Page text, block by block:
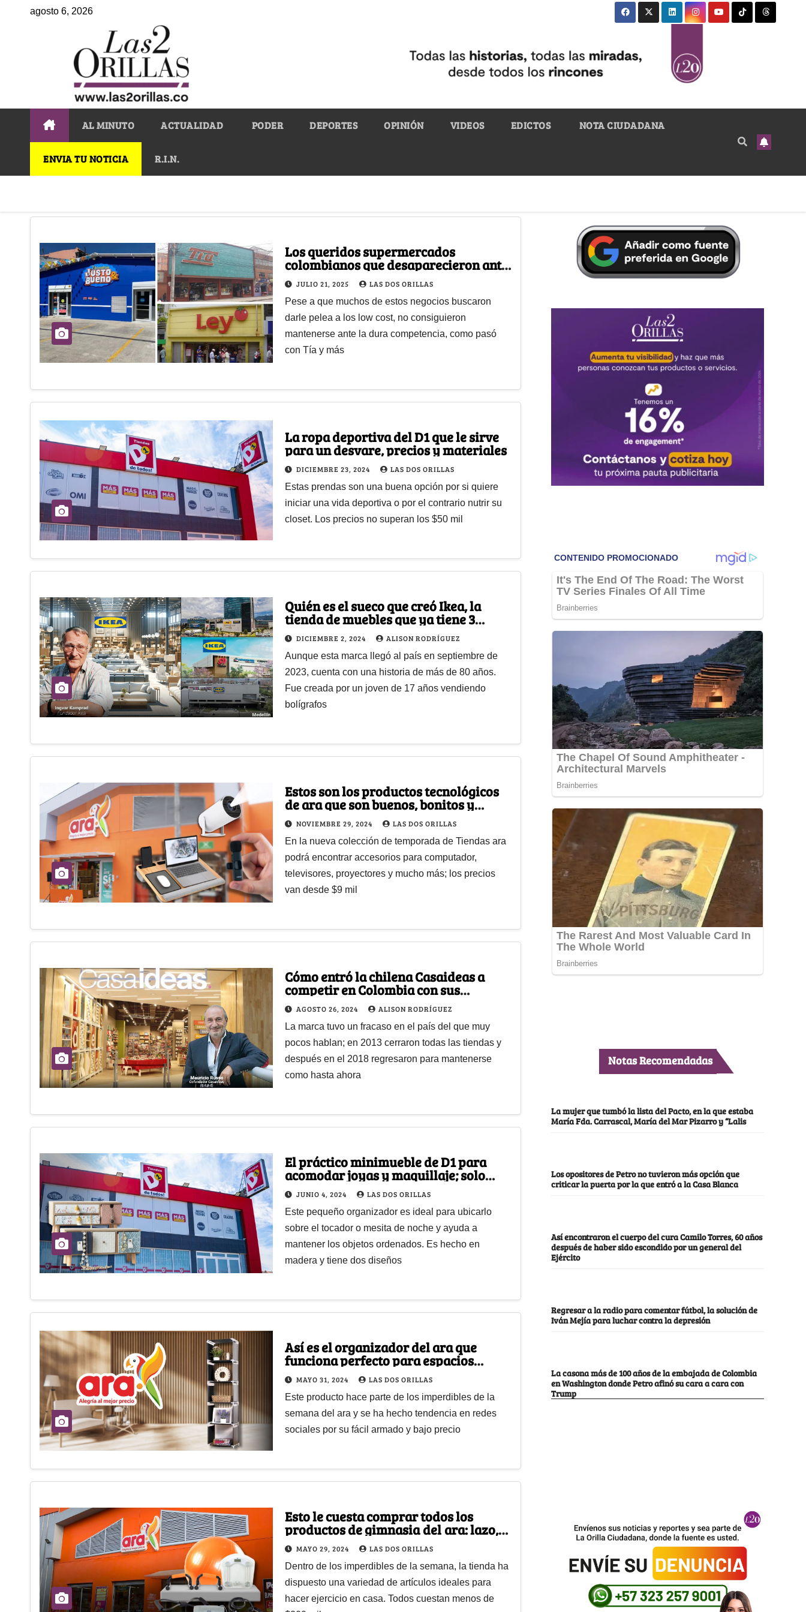
agosto 6, 2026
AL MINUTO ACTUALIDAD PODER DEPORTES OPINIÓN VIDEOS EDICTOS NOTA CIUDADANA
ENVIA TU NOTICIA R.I.N.
Los queridos supermercados
colombianos que desaparecieron ante
el crecimiento de D1 y Ara
JULIO 21, 2025 LAS DOS ORILLAS
Pese a que muchos de estos negocios buscaron
darle pelea a los low cost, no consiguieron
mantenerse ante la dura competencia, como pasó
con Tía y más
La ropa deportiva del D1 que le sirve
para un desvare, precios y materiales
DICIEMBRE 23, 2024 LAS DOS ORILLAS
Estas prendas son una buena opción por si quiere
iniciar una vida deportiva o por el contrario nutrir su
closet. Los precios no superan los $50 mil
Quién es el sueco que creó Ikea, la
tienda de muebles que ya tiene 3
sedes en Colombia
DICIEMBRE 2, 2024 ALISON RODRÍGUEZ
Aunque esta marca llegó al país en septiembre de
2023, cuenta con una historia de más de 80 años.
Fue creada por un joven de 17 años vendiendo
bolígrafos
Estos son los productos tecnológicos
de ara que son buenos, bonitos y
baratos
NOVIEMBRE 29, 2024 LAS DOS ORILLAS
En la nueva colección de temporada de Tiendas ara
podrá encontrar accesorios para computador,
televisores, proyectores y mucho más; los precios
van desde $9 mil
Cómo entró la chilena Casaideas a
competir en Colombia con sus
productos de hogar
AGOSTO 26, 2024 ALISON RODRÍGUEZ
La marca tuvo un fracaso en el país del que muy
pocos hablan; en 2013 cerraron todas las tiendas y
después en el 2018 regresaron para mantenerse
como hasta ahora
El práctico minimueble de D1 para
acomodar joyas y maquillaje; solo
vale $20 mil
JUNIO 4, 2024 LAS DOS ORILLAS
Este pequeño organizador es ideal para ubicarlo
sobre el tocador o mesita de noche y ayuda a
mantener los objetos ordenados. Es hecho en
madera y tiene dos diseños
Así es el organizador del ara que
funciona perfecto para espacios
pequeños; cuesta solo $30 mil
MAYO 31, 2024 LAS DOS ORILLAS
Este producto hace parte de los imperdibles de la
semana del ara y se ha hecho tendencia en redes
sociales por su fácil armado y bajo precio
Esto le cuesta comprar todos los
productos de gimnasia del ara: lazo,
mancuernas, bandas y más
MAYO 29, 2024 LAS DOS ORILLAS
Dentro de los imperdibles de la semana, la tienda ha
dispuesto una variedad de artículos ideales para
hacer ejercicio en casa. Todos cuestan menos de
Notas Recomendadas
La mujer que tumbó la lista del Pacto, en la que estaba
María Fda. Carrascal, María del Mar Pizarro y “Lalis
Los opositores de Petro no tuvieron más opción que
criticar la puerta por la que entró a la Casa Blanca
Así encontraron el cuerpo del cura Camilo Torres, 60 años
después de haber sido escondido por un general del
Ejército
Regresar a la radio para comentar fútbol, la solución de
Iván Mejía para luchar contra la depresión
La casona más de 100 años de la embajada de Colombia
en Washington donde Petro afinó su cara a cara con
Trump